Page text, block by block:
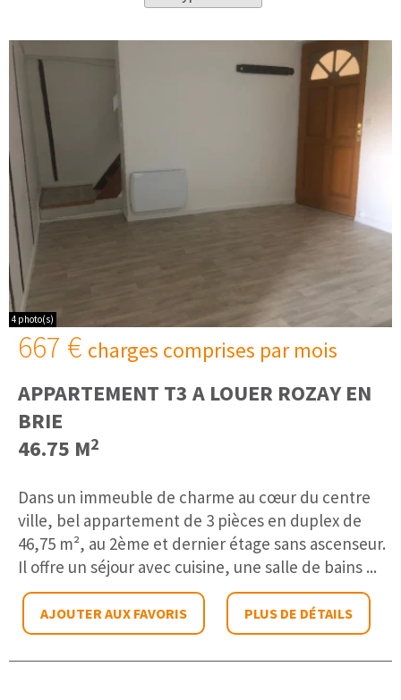
4 photo(s)
667 € charges comprises par mois
APPARTEMENT T3 A LOUER ROZAY EN
BRIE
46.75 M2
Dans un immeuble de charme au cœur du centre
ville, bel appartement de 3 pièces en duplex de
46,75 m², au 2ème et dernier étage sans ascenseur.
Il offre un séjour avec cuisine, une salle de bains ...
AJOUTER AUX FAVORIS PLUS DE DÉTAILS